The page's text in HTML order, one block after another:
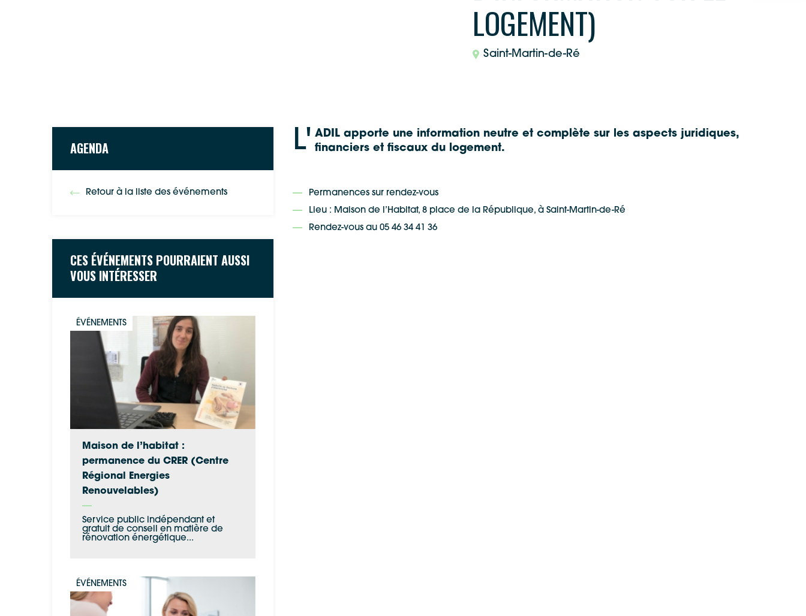
LOGEMENT)
Saint-Martin-de-Ré
AGENDA
Retour à la liste des événements
CES ÉVÉNEMENTS POURRAIENT AUSSI
VOUS INTÉRESSER
ÉVÉNEMENTS
Maison de l’habitat :
permanence du CRER (Centre
Régional Energies
Renouvelables)
Service public indépendant et
gratuit de conseil en matière de
rénovation énergétique...
ÉVÉNEMENTS
L' ADIL apporte une information neutre et complète sur les aspects juridiques,
financiers et fiscaux du logement.
Permanences sur rendez-vous
Lieu : Maison de l’Habitat, 8 place de la République, à Saint-Martin-de-Ré
Rendez-vous au 05 46 34 41 36